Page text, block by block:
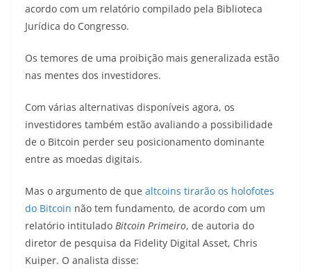
acordo com um relatório compilado pela Biblioteca
Jurídica do Congresso.
Os temores de uma proibição mais generalizada estão
nas mentes dos investidores.
Com várias alternativas disponíveis agora, os
investidores também estão avaliando a possibilidade
de o Bitcoin perder seu posicionamento dominante
entre as moedas digitais.
Mas o argumento de que altcoins tirarão os holofotes
do Bitcoin não tem fundamento, de acordo com um
relatório intitulado Bitcoin Primeiro, de autoria do
diretor de pesquisa da Fidelity Digital Asset, Chris
Kuiper. O analista disse: